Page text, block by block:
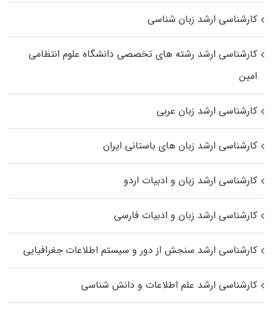
کارشناسی ارشد زبان شناسی
کارشناسی ارشد رﺷﺘﻪ ﻫﺎی تخصصی داﻧﺸﮕﺎه ﻋﻠﻮم انتظامی
اﻣﻴﻦ
کارشناسی ارشد زبان عربی
کارشناسی ارشد زبان‌ های باستانی ایران
کارشناسی ارشد زبان و ادبیات اردو
کارشناسی ارشد زبان و ادبیات فارسی
کارشناسی ارشد سنجش از دور و سیستم اطلاعات جغرافیایی
کارشناسی ارشد علم اطلاعات و دانش شناسی